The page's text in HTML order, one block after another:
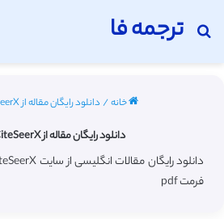
ترجمه فا
جستجو برای
خانه/ دانلود رایگان مقاله از CiteSeerX با ترجمه
دانلود رایگان مقاله از CiteSeerX با ترجمه
فرمت pdf